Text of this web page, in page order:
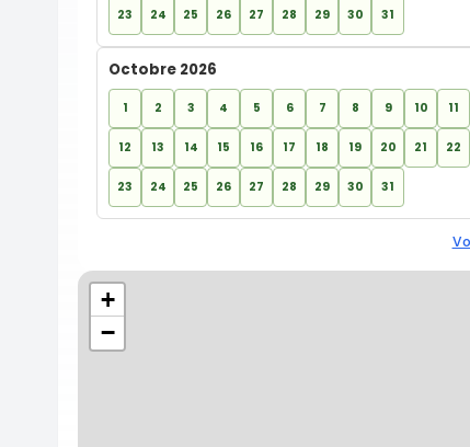
23 24 25 26 27 28 29 30 31
Octobre 2026
1 2 3 4 5 6 7 8 9 10 11
12 13 14 15 16 17 18 19 20 21 22
23 24 25 26 27 28 29 30 31
+
−